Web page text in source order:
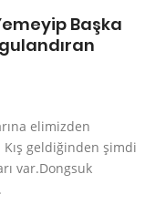
Başka
elimizden
Kış geldiğinden şimdi
var.Dongsuk